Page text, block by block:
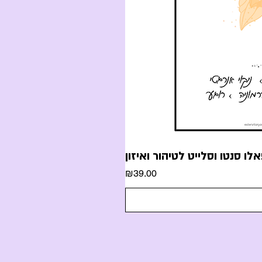
סנטו וסלייט לטיהור ואיזון
Price
₪39.00